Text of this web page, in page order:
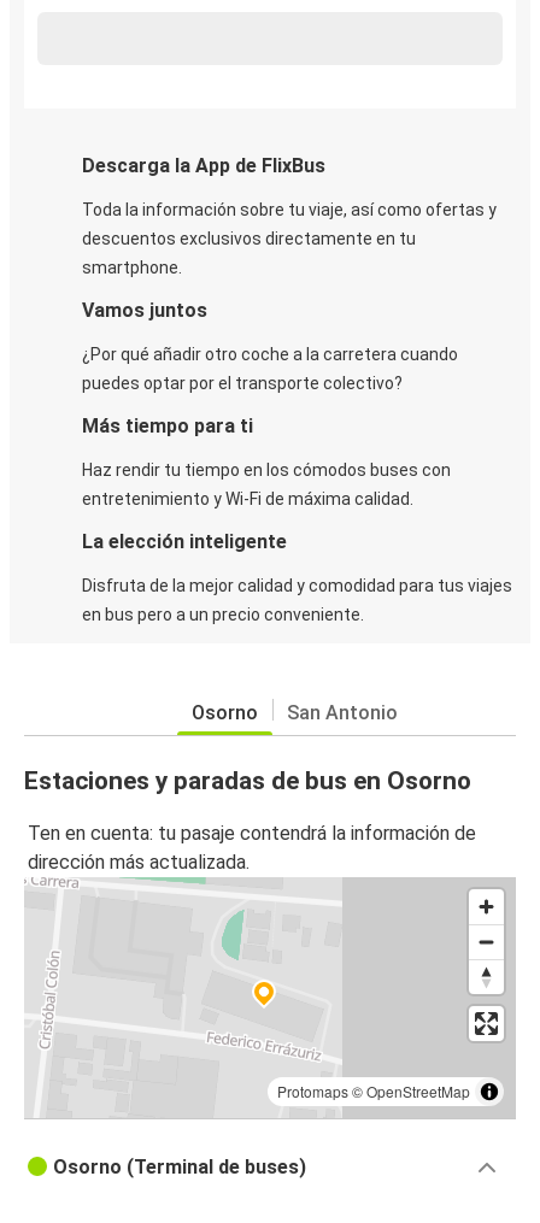
Descarga la App de FlixBus
Toda la información sobre tu viaje, así como ofertas y
descuentos exclusivos directamente en tu
smartphone.
Vamos juntos
¿Por qué añadir otro coche a la carretera cuando
puedes optar por el transporte colectivo?
Más tiempo para ti
Haz rendir tu tiempo en los cómodos buses con
entretenimiento y Wi-Fi de máxima calidad.
La elección inteligente
Disfruta de la mejor calidad y comodidad para tus viajes
en bus pero a un precio conveniente.
Osorno San Antonio
Estaciones y paradas de bus en Osorno
Ten en cuenta: tu pasaje contendrá la información de
dirección más actualizada.
Protomaps©OpenStreetMap
Osorno (Terminal de buses)